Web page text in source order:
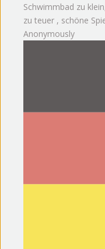
Schwimmbad zu
zu teuer , schöne
Anonymously